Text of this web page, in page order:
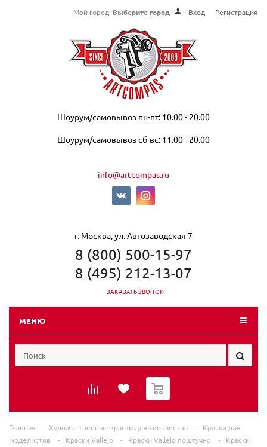
Мой город: Выберите город Вход Регистрация
Шоурум/самовывоз пн-пт: 10.00 - 20.00
Шоурум/самовывоз сб-вс: 11.00 - 20.00
info@artcompas.ru
г. Москва, ул. Автозаводская 7
8 (800) 500-15-97
8 (495) 212-13-07
ЗАКАЗАТЬ ЗВОНОК
МЕНЮ
0
Главная - Художественные краски для творчества -
Краски для
моделистов
- Краски Vallejo - Краски Vallejo поштучно -
Краски